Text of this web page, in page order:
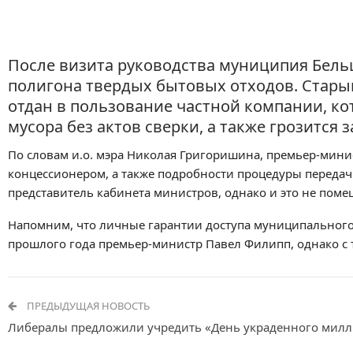
После визита руководства муниципия
полигона твердых бытовых отходов.
отдан в пользование частной компании,
мусора без актов сверки, а также
По словам и.о. мэра Николая Григоришина, премьер-
концессионером, а также подробности процедуры
представитель кабинета министров, однако и это не
Напомним, что личные гарантии доступа
прошлого года премьер-министр Павел Филипп, однако с
ПРЕДЫДУЩАЯ НОВОСТЬ
Либералы предложили учредить «День украденного